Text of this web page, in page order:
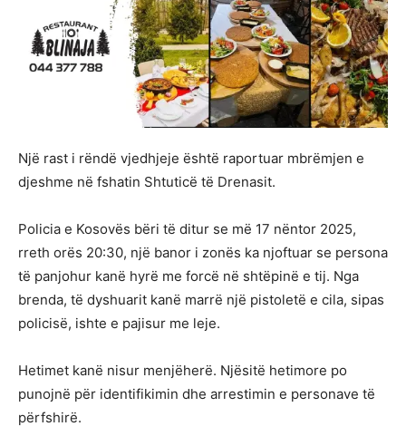
Një rast i rëndë vjedhjeje është raportuar mbrëmjen e
djeshme në fshatin Shtuticë të Drenasit.
Policia e Kosovës bëri të ditur se më 17 nëntor 2025,
rreth orës 20:30, një banor i zonës ka njoftuar se persona
të panjohur kanë hyrë me forcë në shtëpinë e tij. Nga
brenda, të dyshuarit kanë marrë një pistoletë e cila, sipas
policisë, ishte e pajisur me leje.
Hetimet kanë nisur menjëherë. Njësitë hetimore po
punojnë për identifikimin dhe arrestimin e personave të
përfshirë.